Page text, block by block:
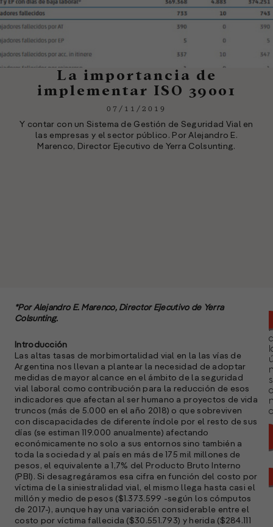
La importancia de
implementar ISO 39001
07/11/2019
Y contar con un Sistema de Gestión de Seguridad Vial en
las empresas y el sector público. Por Alejandro E.
Marenco, Director Ejecutivo de Yerra Colsunting.
*Por Alejandro E. Marenco, Director Ejecutivo de Yerra
Colsunting.
Introducción
Las altas tasas de morbimortalidad vial en la las vías de
Argentina nos llevan a plantear la necesidad de adoptar
medidas de mayor alcance en el ámbito de la seguridad
vial laboral como contribución para la reducción de esos
indicadores que afectan al ser humano a proyectos de vida
truncos (más de 5.000 en el año 2018) o que sobreviven
con discapacidades de diferente índole por el resto de sus
días (se estiman 119.000 anualmente) afectando
económicamente no solo a sus entornos sino también a
toda la sociedad y al país en más de 175 mil millones de
pesos, el equivalente a 1,7% del Producto Bruto Interno
(PBI). Si desagregáramos esa cifra en función del costo por
víctima de la siniestralidad vial, el mismo llega hasta casi el
millón y medio de pesos ($1.373.599 -según los cómputos
de 2017-), aunque hay una variación considerable entre el
costo por víctima fallecida ($30.551.793) y herida ($284.111